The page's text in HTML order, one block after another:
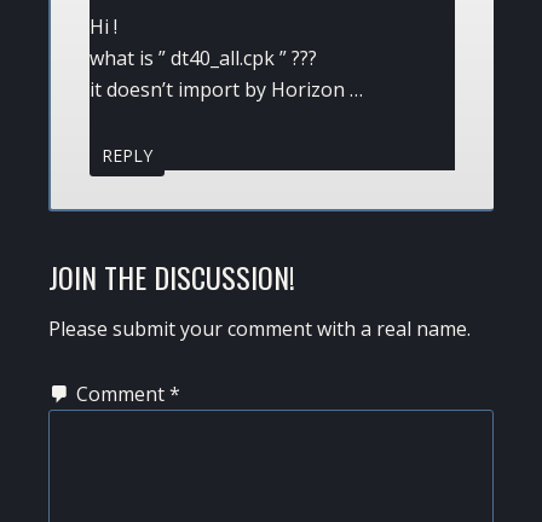
Hi !
what is ” dt40_all.cpk ” ???
it doesn’t import by Horizon …
REPLY
JOIN THE DISCUSSION!
Please submit your comment with a real name.
Comment*